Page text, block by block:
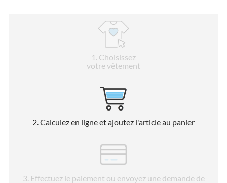
1 . Choisissez
votre vêtement
2. Calculez en ligne et ajoutez l'article au panier
3. Effectuez le paiement ou envoyez une demande de